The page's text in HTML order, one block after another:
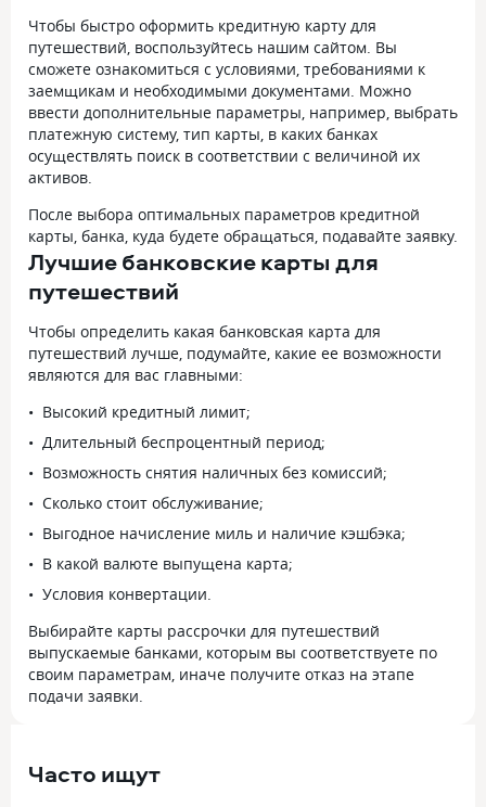
Чтобы быстро оформить кредитную карту для
путешествий, воспользуйтесь нашим сайтом. Вы
сможете ознакомиться с условиями, требованиями к
заемщикам и необходимыми документами. Можно
ввести дополнительные параметры, например, выбрать
платежную систему, тип карты, в каких банках
осуществлять поиск в соответствии с величиной их
активов.
После выбора оптимальных параметров кредитной
карты, банка, куда будете обращаться, подавайте заявку.
Лучшие банковские карты для
путешествий
Чтобы определить какая банковская карта для
путешествий лучше, подумайте, какие ее возможности
являются для вас главными:
Высокий кредитный лимит;
Длительный беспроцентный период;
Возможность снятия наличных без комиссий;
Сколько стоит обслуживание;
Выгодное начисление миль и наличие кэшбэка;
В какой валюте выпущена карта;
Условия конвертации.
Выбирайте карты рассрочки для путешествий
выпускаемые банками, которым вы соответствуете по
своим параметрам, иначе получите отказ на этапе
подачи заявки.
Часто ищут